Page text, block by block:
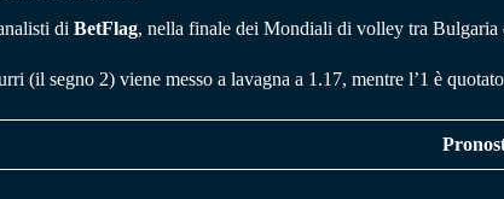
di BetFlag, nella finale dei Mondiali di volley tra
(il segno 2) viene messo a lavagna a 1.17, mentre l’1 è